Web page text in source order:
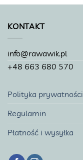
KONTAKT
info@rawawik.pl
+48 663 680 570
Polityka prywatności
Regulamin
Płatność i wysyłka